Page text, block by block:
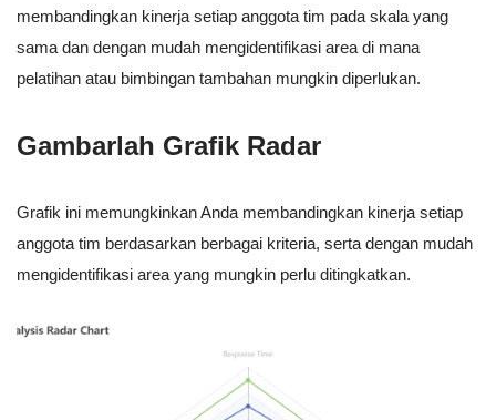
membandingkan kinerja setiap anggota tim pada skala yang
sama dan dengan mudah mengidentifikasi area di mana
pelatihan atau bimbingan tambahan mungkin diperlukan.
Gambarlah Grafik Radar
Grafik ini memungkinkan Anda membandingkan kinerja setiap
anggota tim berdasarkan berbagai kriteria, serta dengan mudah
mengidentifikasi area yang mungkin perlu ditingkatkan.